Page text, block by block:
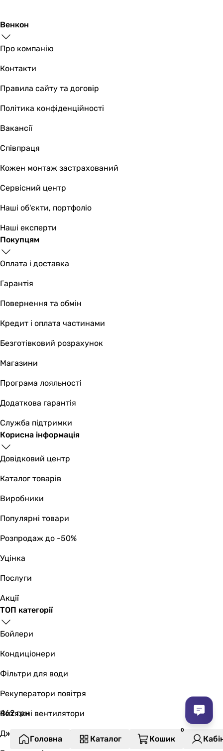
Електроживлення
230В
230В
Частота току
50 Гц
IP34
IP34
Домовент С
Фізичні характеристики
Діаметр
100 мм
Глибина патрубка
96 мм
81 мм
Колір
білий
Ширина передньої панелі
150 мм
Висота передньої панелі
150 мм
12 мм
12 мм
Ширина в упаковці
105 мм
200 мм
Висота в упаковці
150 мм
Глибина в упаковці
200 мм
0.54 кг
0.53 кг
Гарантія
24 міс.
Венкон
Про компанію
Контакти
Правила сайту та договір
Політика конфіденційності
Вакансії
Співпраця
Кожен монтаж застрахований
Сервісний центр
Наші об'єкти, портфоліо
Наші експерти
Покупцям
Оплата і доставка
Гарантія
Повернення та обмін
Кредит і оплата частинами
Безготівковий розрахунок
Магазини
Програма лояльності
Додаткова гарантія
Служба підтримки
Корисна інформація
Довідковий центр
Каталог товарів
Виробники
Популярні товари
Розпродаж до -50%
Уцінка
Послуги
Акції
ТОП категорії
Бойлери
Кондиціонери
Фільтри для води
Рекуператори повітря
Витяжні вентилятори
Джерела безперебійного живлення
462грн
Головна Каталог Кошик